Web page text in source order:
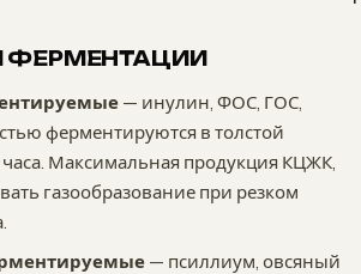
ФЕРМЕНТАЦИИ
— инулин, ФОС, ГОС,
ферментируются в толстой
часа. Максимальная продукция КЦЖК,
газообразование при резком
— псиллиум, овсяный